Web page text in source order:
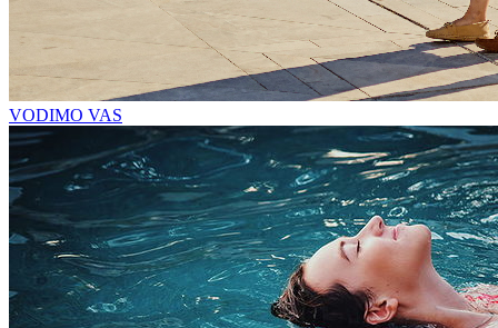
VODIMO VAS